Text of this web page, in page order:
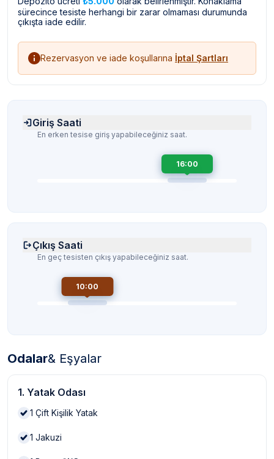
sürecince tesiste herhangi bir zarar olmaması durumunda
çıkışta iade edilir.
Rezervasyon ve iade koşullarına İptal Şartları
Giriş Saati
En erken tesise giriş yapabileceğiniz saat.
16:00
Çıkış Saati
En geç tesisten çıkış yapabileceğiniz saat.
10:00
Odalar& Eşyalar
1. Yatak Odası
1 Çift Kişilik Yatak
1 Jakuzi